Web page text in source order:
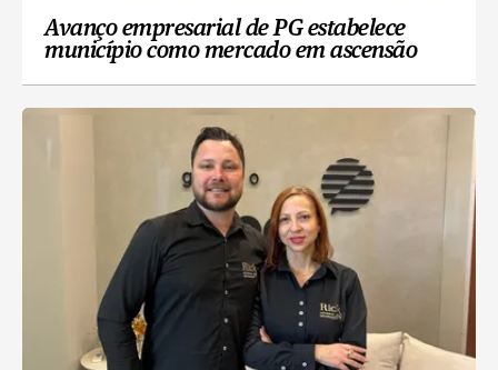
Avanço empresarial de PG estabelece
município como mercado em ascensão